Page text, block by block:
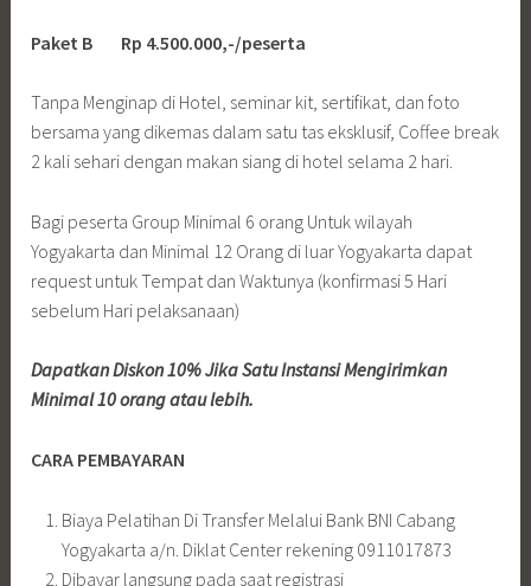
Paket B Rp 4.500.000,-/peserta
Tanpa Menginap di Hotel, seminar kit, sertifikat, dan foto
bersama yang dikemas dalam satu tas eksklusif, Coffee break
2 kali sehari dengan makan siang di hotel selama 2 hari.
Bagi peserta Group Minimal 6 orang Untuk wilayah
Yogyakarta dan Minimal 12 Orang di luar Yogyakarta dapat
request untuk Tempat dan Waktunya (konfirmasi 5 Hari
sebelum Hari pelaksanaan)
Dapatkan Diskon 10% Jika Satu Instansi Mengirimkan
Minimal 10 orang atau lebih.
CARA PEMBAYARAN
Biaya Pelatihan Di Transfer Melalui Bank BNI Cabang
Yogyakarta a/n. Diklat Center rekening 0911017873
Dibayar langsung pada saat registrasi